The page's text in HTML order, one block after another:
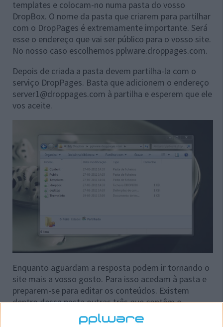
templates e colocam-no numa pasta do vosso
DropBox. O nome da pasta que criarem para partilhar
com o DropPages é extremamente importante. Será
esse o endereço que vai ser público para o vosso site.
No nosso caso escolhemos pplware.droppages.com.
Depois de criada a pasta devem partilha-la com o
serviço DropPages. Basta que adicionem o endereço
server1@droppages.com à partilha e esperem que ele
vos aceite.
Enquanto aguardam a resposta podem ir tornando o
site mais a vosso gosto. Para isso acedam à pasta e
preparem-se para editar os conteúdos. Existem
dentro dessa pasta outras três que contêm o